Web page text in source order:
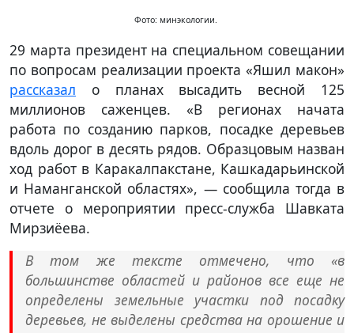
Фото: минэкологии.
29 марта президент на специальном совещании
по вопросам реализации проекта «Яшил макон»
рассказал о планах высадить весной 125
миллионов саженцев. «В регионах начата
работа по созданию парков, посадке деревьев
вдоль дорог в десять рядов. Образцовым назван
ход работ в Каракалпакстане, Кашкадарьинской
и Наманганской областях», — сообщила тогда в
отчете о мероприятии пресс-служба Шавката
Мирзиёева.
В том же тексте отмечено, что «в
большинстве областей и районов все еще не
определены земельные участки под посадку
деревьев, не выделены средства на орошение и